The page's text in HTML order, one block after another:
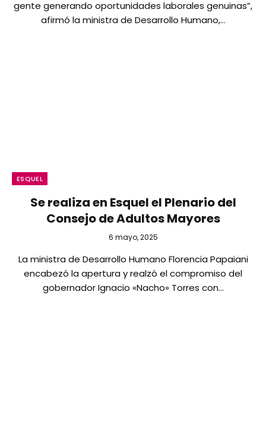
gente generando oportunidades laborales genuinas”,
afirmó la ministra de Desarrollo Humano,…
ESQUEL
Se realiza en Esquel el Plenario del
Consejo de Adultos Mayores
6 mayo, 2025
La ministra de Desarrollo Humano Florencia Papaiani
encabezó la apertura y realzó el compromiso del
gobernador Ignacio «Nacho» Torres con…